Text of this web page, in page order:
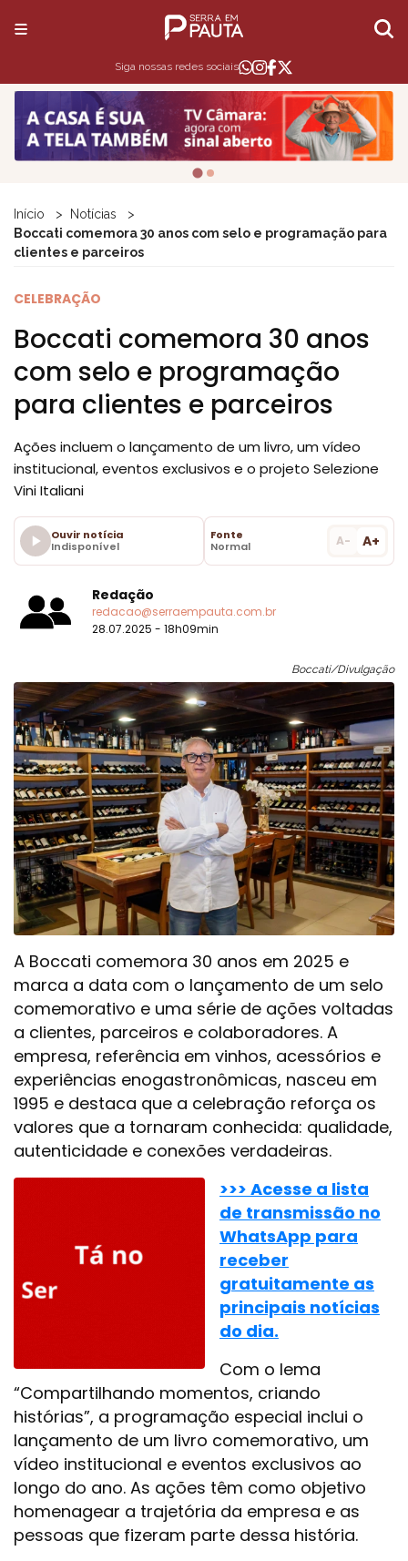
Siga nossas redes sociais
Início
Notícias
Boccati comemora 30 anos com selo e programação para
clientes e parceiros
CELEBRAÇÃO
Boccati comemora 30 anos
com selo e programação
para clientes e parceiros
Ações incluem o lançamento de um livro, um vídeo
institucional, eventos exclusivos e o projeto Selezione
Vini Italiani
Ouvir notícia
Indisponível
Fonte
Normal
A- A+
Redação
redacao@serraempauta.com.br
28.07.2025 - 18h09min
Boccati/Divulgação
A Boccati comemora 30 anos em 2025 e
marca a data com o lançamento de um selo
comemorativo e uma série de ações voltadas
a clientes, parceiros e colaboradores. A
empresa, referência em vinhos, acessórios e
experiências enogastronômicas, nasceu em
1995 e destaca que a celebração reforça os
valores que a tornaram conhecida: qualidade,
autenticidade e conexões verdadeiras.
>>> Acesse a lista
de transmissão no
WhatsApp para
receber
gratuitamente as
principais notícias
do dia.
Com o lema
“Compartilhando momentos, criando
histórias”, a programação especial inclui o
lançamento de um livro comemorativo, um
vídeo institucional e eventos exclusivos ao
longo do ano. As ações têm como objetivo
homenagear a trajetória da empresa e as
pessoas que fizeram parte dessa história.